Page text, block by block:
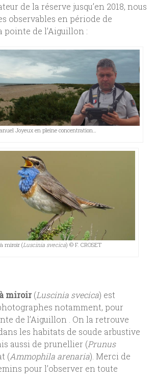
de la réserve jusqu’en 2018, nous
observables en période de
de l’Aiguillon :
Joyeux en pleine concentration…
miroir (Luscinia svecica) © F. CROSET
miroir(Luscinia svecica) est
notamment, pour
de l’Aiguillon . On la retrouve
les habitats de soude arbustive
aussi de prunellier (Prunus
(Ammophila arenaria). Merci de
pour l’observer en toute